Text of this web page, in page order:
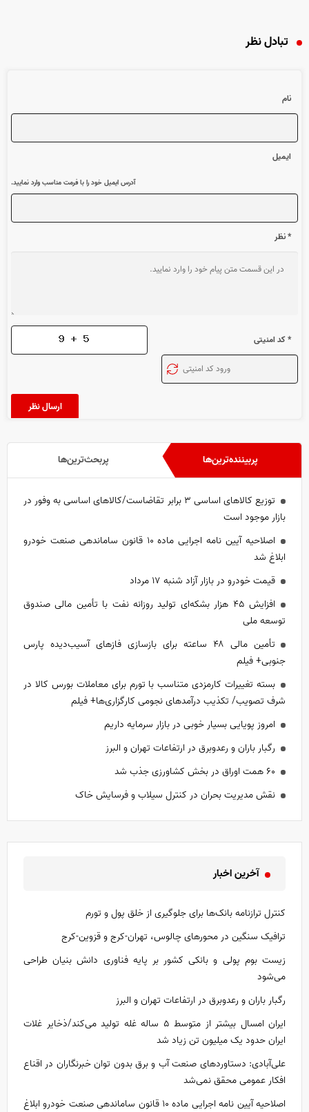
تبادل نظر
نام
ایمیل
آدرس ایمیل خود را با فرمت مناسب وارد نمایید.
* نظر
* کد امنیتی
پربیننده‌ترین‌ها پربحث‌ترین‌ها
توزیع کالاهای اساسی ۳ برابر تقاضاست/کالاهای اساسی به وفور در
بازار موجود است
اصلاحیه آیین نامه اجرایی ماده ۱۰ قانون ساماندهی صنعت خودرو
ابلاغ شد
قیمت خودرو در بازار آزاد شنبه ۱۷ مرداد
افزایش ۴۵ هزار بشکه‌ای تولید روزانه نفت با تأمین مالی صندوق
توسعه ملی
تأمین مالی ۴۸ ساعته برای بازسازی فاز‌های آسیب‌دیده پارس
جنوبی+ فیلم
بسته تغییرات کارمزدی متناسب با تورم برای معاملات بورس کالا در
شرف تصویب/ تکذیب درآمدهای نجومی کارگزاری‌ها+ فیلم
امروز پویایی بسیار خوبی در بازار سرمایه داریم
رگبار باران و رعدوبرق در ارتفاعات تهران و البرز
۶۰ همت اوراق در بخش کشاورزی جذب شد
نقش مدیریت بحران در کنترل سیلاب و فرسایش خاک
آخرین اخبار
کنترل ترازنامه بانک‌ها برای جلوگیری از خلق پول و تورم
ترافیک سنگین در محورهای چالوس، تهران-کرج و قزوین-کرج
زیست بوم پولی و بانکی کشور بر پایه فناوری دانش بنیان طراحی
می‌شود
رگبار باران و رعدوبرق در ارتفاعات تهران و البرز
ایران امسال بیشتر از متوسط ۵ ساله غله تولید می‌کند/ذخایر غلات
ایران حدود یک میلیون تن زیاد شد
علی‌آبادی: دستاورد‌های صنعت آب و برق بدون توان خبرنگاران در اقناع
افکار عمومی محقق نمی‌شد
اصلاحیه آیین نامه اجرایی ماده ۱۰ قانون ساماندهی صنعت خودرو ابلاغ